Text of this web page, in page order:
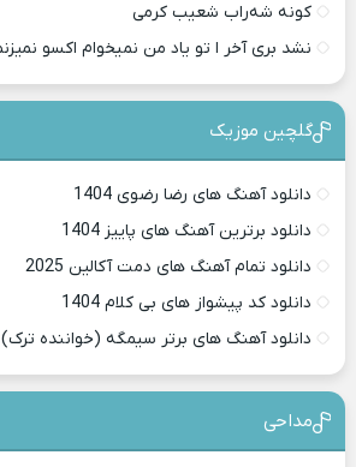
کونه شه‌راب شعیب کرمی
نشد بری آخر ا تو یاد من نمیخوام اکسو
گلچین موزیک
دانلود آهنگ های رضا رضوی 1404
دانلود برترین آهنگ های پاییز 1404
دانلود تمام آهنگ های دمت آکالین 2025
دانلود کد پیشواز های بی کلام 1404
دانلود آهنگ های برتر سیمگه (خواننده ترک) 2025
مداحی